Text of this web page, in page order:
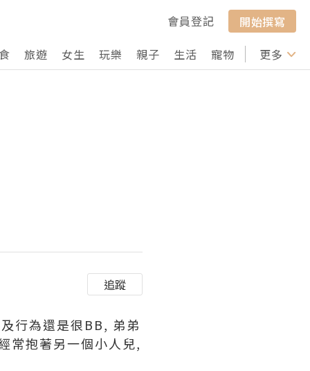
會員登記
開始撰寫
旅遊 女生 玩樂 親子 生活 寵物 行山 打卡
更多
追蹤
行為還是很BB, 弟弟
常抱著另一個小人兒,